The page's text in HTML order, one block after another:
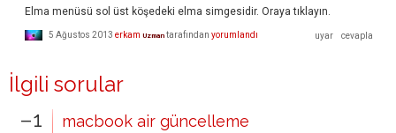
Elma menüsü sol üst köşedeki elma simgesidir. Oraya tıklayın.
5 Ağustos 2013 erkam Uzman tarafından yorumlandı
İlgili sorular
–1
macbook air güncelleme